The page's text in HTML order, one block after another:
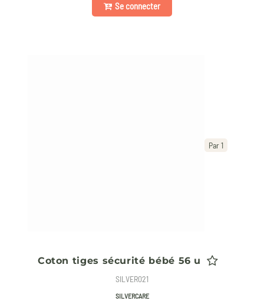
Se connecter
Par 1
Coton tiges sécurité bébé 56 u
SILVER021
SILVERCARE